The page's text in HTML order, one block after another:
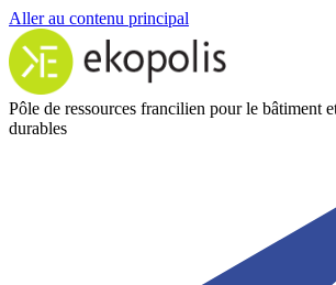
Aller au contenu principal
Pôle de ressources francilien pour le bâtiment
durables